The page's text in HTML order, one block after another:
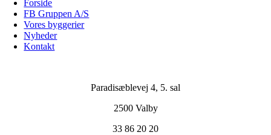
Forside
FB Gruppen A/S
Vores byggerier
Nyheder
Kontakt
Paradisæblevej 4, 5. sal
2500 Valby
33 86 20 20